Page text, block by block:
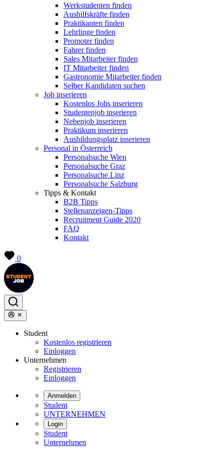
Werkstudenten finden
Aushilfskräfte finden
Praktikanten finden
Lehrlinge finden
Promoter finden
Fahrer finden
Sales Mitarbeiter finden
IT Mitarbeiter finden
Gastronomie Mitarbeiter finden
Selber Kandidaten suchen
Job inserieren
Kostenlos Jobs inserieren
Studentenjob inserieren
Nebenjob inserieren
Praktikum inserieren
Ausbildungsplatz inserieren
Personal in Österreich
Personalsuche Wien
Personalsuche Graz
Personalsuche Linz
Personalsuche Salzburg
Tipps & Kontakt
B2B Tipps
Stellenanzeigen-Tipps
Recruitment Guide 2020
FAQ
Kontakt
0
Student
Kostenlos registrieren
Einloggen
Unternehmen
Registrieren
Einloggen
Anmelden
Student
UNTERNEHMEN
Login
Student
Unternehmen